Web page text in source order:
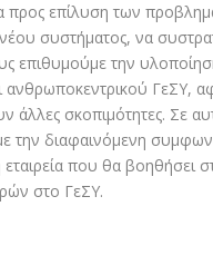
προς επίλυση των
συστήματος, να
επιθυμούμε την
ανθρωποκεντρικού ΓεΣΥ,
άλλες σκοπιμότητες. Σε
την διαφαινόμενη
εταιρεία που θα βοηθήσει
στο ΓεΣΥ.